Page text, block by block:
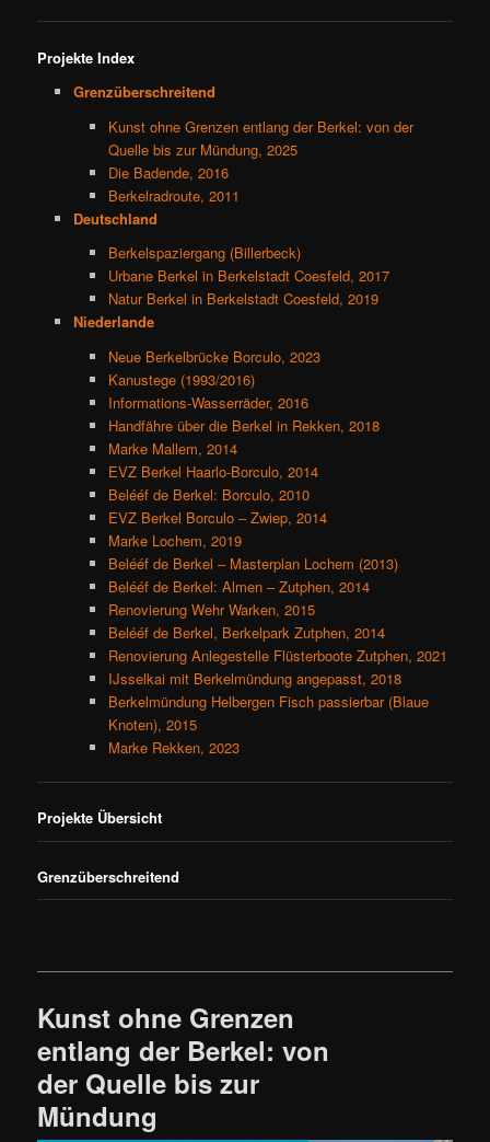
Projekte Index
Grenzüberschreitend
Kunst ohne Grenzen entlang der Berkel: von der
Quelle bis zur Mündung, 2025
Die Badende, 2016
Berkelradroute, 2011
Deutschland
Berkelspaziergang (Billerbeck)
Urbane Berkel in Berkelstadt Coesfeld, 2017
Natur Berkel in Berkelstadt Coesfeld, 2019
Niederlande
Neue Berkelbrücke Borculo, 2023
Kanustege (1993/2016)
Informations-Wasserräder, 2016
Handfähre über die Berkel in Rekken, 2018
Marke Mallem, 2014
EVZ Berkel Haarlo-Borculo, 2014
Belééf de Berkel: Borculo, 2010
EVZ Berkel Borculo – Zwiep, 2014
Marke Lochem, 2019
Belééf de Berkel – Masterplan Lochem (2013)
Belééf de Berkel: Almen – Zutphen, 2014
Renovierung Wehr Warken, 2015
Belééf de Berkel, Berkelpark Zutphen, 2014
Renovierung Anlegestelle Flüsterboote Zutphen, 2021
IJsselkai mit Berkelmündung angepasst, 2018
Berkelmündung Helbergen Fisch passierbar (Blaue
Knoten), 2015
Marke Rekken, 2023
Projekte Übersicht
Grenzüberschreitend
Kunst ohne Grenzen
entlang der Berkel: von
der Quelle bis zur
Mündung